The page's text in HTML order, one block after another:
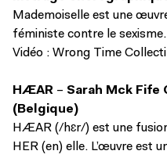
Mademoiselle est une
féministe contre le
Vidéo : Wrong Time
HÆAR – Sarah Mck Fife
(Belgique)
HÆAR (/hɛr/) est une
HER (en) elle. L’œuvre est